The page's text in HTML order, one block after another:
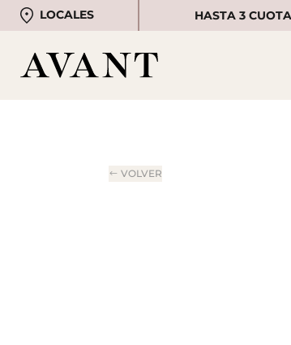
LOCALES HASTA 3
VOLVER